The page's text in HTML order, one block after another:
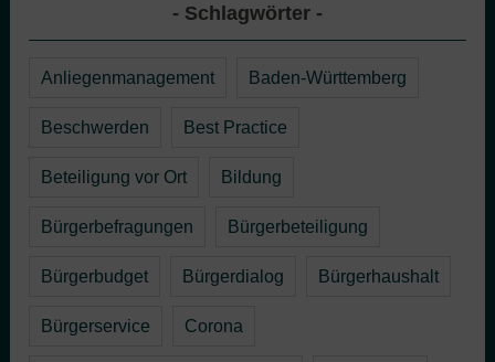
Schlagwörter
Anliegenmanagement Baden-Württemberg
Beschwerden Best Practice
Beteiligung vor Ort Bildung
Bürgerbefragungen Bürgerbeteiligung
Bürgerbudget Bürgerdialog Bürgerhaushalt
Bürgerservice Corona